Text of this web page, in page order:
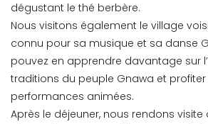
dégustant le thé berbère.
Nous visitons également le village
connu pour sa musique et sa danse
pouvez en apprendre davantage sur
traditions du peuple Gnawa et profiter
performances animées.
Après le déjeuner, nous rendons